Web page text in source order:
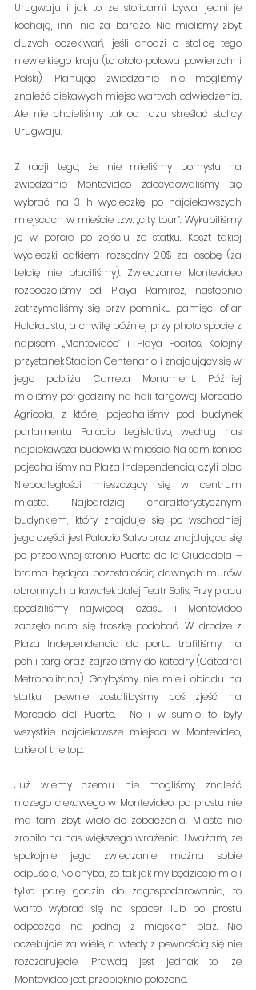
Urugwaju i jak to ze stolicami bywa, jedni je
kochają, inni nie za bardzo. Nie mieliśmy zbyt
dużych oczekiwań, jeśli chodzi o stolicę tego
niewielkiego kraju (to około połowa powierzchni
Polski). Planując zwiedzanie nie mogliśmy
znaleźć ciekawych miejsc wartych odwiedzenia.
Ale nie chcieliśmy tak od razu skreślać stolicy
Urugwaju.
Z racji tego, że nie mieliśmy pomysłu na
zwiedzanie Montevideo zdecydowaliśmy się
wybrać na 3 h wycieczkę po najciekawszych
miejscach w mieście tzw. „city tour”. Wykupiliśmy
ją w porcie po zejściu ze statku. Koszt takiej
wycieczki całkiem rozsądny 20$ za osobę (za
Lelcię nie płaciliśmy). Zwiedzanie Montevideo
rozpoczęliśmy od Playa Ramirez, następnie
zatrzymaliśmy się przy pomniku pamięci ofiar
Holokaustu, a chwilę później przy photo spocie z
napisem „Montevideo” i Playa Pocitos. Kolejny
przystanek Stadion Centenario i znajdujący się w
jego pobliżu Carreta Monument. Później
mieliśmy pół godziny na hali targowej Mercado
Agricola, z której pojechaliśmy pod budynek
parlamentu Palacio Legislativo, według nas
najciekawsza budowla w mieście. Na sam koniec
pojechaliśmy na Plaza Independencia, czyli plac
Niepodległości mieszczący się w centrum
miasta. Najbardziej charakterystycznym
budynkiem, który znajduje się po wschodniej
jego części jest Palacio Salvo oraz znajdująca się
po przeciwnej stronie Puerta de la Ciudadela –
brama będąca pozostałością dawnych murów
obronnych, a kawałek dalej Teatr Solis. Przy placu
spędziliśmy najwięcej czasu i Montevideo
zaczęło nam się troszkę podobać. W drodze z
Plaza Independencia do portu trafiliśmy na
pchli targ oraz zajrzeliśmy do katedry (Catedral
Metropolitana). Gdybyśmy nie mieli obiadu na
statku, pewnie zostalibyśmy coś zjeść na
Mercado del Puerto.  No i w sumie to były
wszystkie najciekawsze miejsca w Montevideo,
takie of the top.
Już wiemy czemu nie mogliśmy znaleźć
niczego ciekawego w Montevideo, po prostu nie
ma tam zbyt wiele do zobaczenia. Miasto nie
zrobiło na nas większego wrażenia. Uważam, że
spokojnie jego zwiedzanie można sobie
odpuścić. No chyba, że tak jak my będziecie mieli
tylko parę godzin do zagospodarowania, to
warto wybrać się na spacer lub po prostu
odpocząć na jednej z miejskich plaż. Nie
oczekujcie za wiele, a wtedy z pewnością się nie
rozczarujecie. Prawdą jest jednak to, że
Montevideo jest przepięknie położone.